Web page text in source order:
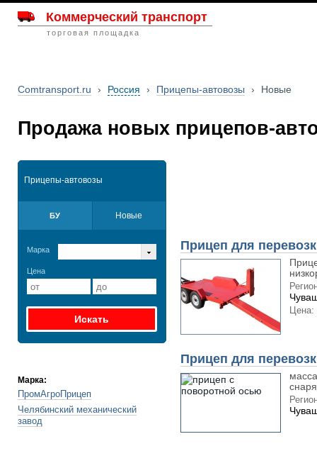
Коммерческий транспорт
торговая площадка
Comtransport.ru › Россия › Прицепы-автовозы › Новые
Продажа новых прицепов-
Прицепы-автовозы
БУ Новые
Марка
Цена
Марка:
ПромАгроПрицеп
Челябинский механический
завод
Прицеп для
Цена:
Прицеп для